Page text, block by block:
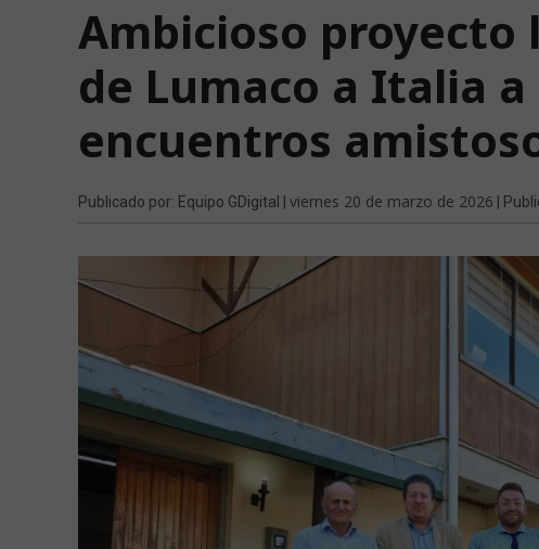
Ambicioso proyecto
de Lumaco a Italia
encuentros
Publicado por: Equipo GDigital | viernes 20 de marzo de 2026 |